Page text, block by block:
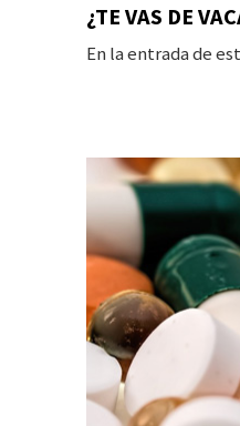
¿TE VAS DE
En la entrada de